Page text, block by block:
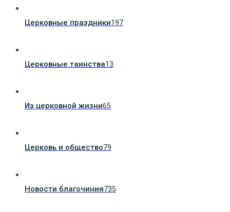
Церковные праздники197
Церковные таинства13
Из церковной жизни65
Церковь и общество79
Новости благочиния735